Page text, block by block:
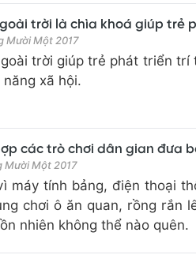
trời là chìa khoá giúp trẻ
Mười Một 2017
trời giúp trẻ phát triển
năng xã hội.
các trò chơi dân gian đưa
Mười Một 2017
máy tính bảng, điện thoại
chơi ô ăn quan, rồng rắn
nhiên không thể nào quên.